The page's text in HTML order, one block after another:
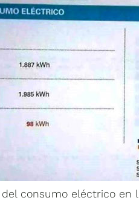
consumo eléctrico en